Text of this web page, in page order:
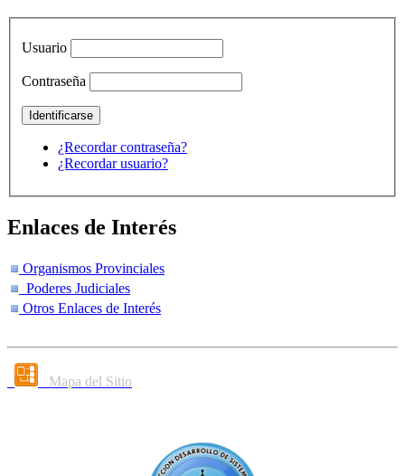
Usuario
Contraseña
¿Recordar contraseña?
¿Recordar usuario?
Enlaces de Interés
Organismos Provinciales
Poderes Judiciales
Otros Enlaces de Interés
Mapa del Sitio